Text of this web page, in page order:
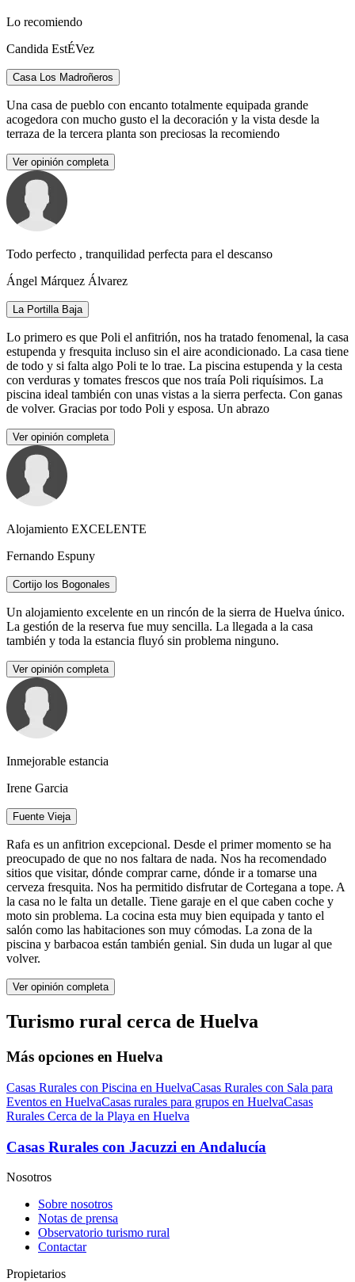
Lo recomiendo
Candida EstÉVez
Casa Los Madroñeros
Una casa de pueblo con encanto totalmente equipada grande
acogedora con mucho gusto el la decoración y la vista desde la
terraza de la tercera planta son preciosas la recomiendo
Ver opinión completa
Todo perfecto , tranquilidad perfecta para el descanso
Ángel Márquez Álvarez
La Portilla Baja
Lo primero es que Poli el anfitrión, nos ha tratado fenomenal, la casa
estupenda y fresquita incluso sin el aire acondicionado. La casa tiene
de todo y si falta algo Poli te lo trae. La piscina estupenda y la cesta
con verduras y tomates frescos que nos traía Poli riquísimos. La
piscina ideal también con unas vistas a la sierra perfecta. Con ganas
de volver. Gracias por todo Poli y esposa. Un abrazo
Ver opinión completa
Alojamiento EXCELENTE
Fernando Espuny
Cortijo los Bogonales
Un alojamiento excelente en un rincón de la sierra de Huelva único.
La gestión de la reserva fue muy sencilla. La llegada a la casa
también y toda la estancia fluyó sin problema ninguno.
Ver opinión completa
Inmejorable estancia
Irene Garcia
Fuente Vieja
Rafa es un anfitrion excepcional. Desde el primer momento se ha
preocupado de que no nos faltara de nada. Nos ha recomendado
sitios que visitar, dónde comprar carne, dónde ir a tomarse una
cerveza fresquita. Nos ha permitido disfrutar de Cortegana a tope. A
la casa no le falta un detalle. Tiene garaje en el que caben coche y
moto sin problema. La cocina esta muy bien equipada y tanto el
salón como las habitaciones son muy cómodas. La zona de la
piscina y barbacoa están también genial. Sin duda un lugar al que
volver.
Ver opinión completa
Turismo rural cerca de Huelva
Más opciones en Huelva
Casas Rurales con Piscina en HuelvaCasas Rurales con Sala para
Eventos en HuelvaCasas rurales para grupos en HuelvaCasas
Rurales Cerca de la Playa en Huelva
Casas Rurales con Jacuzzi en Andalucía
Nosotros
Sobre nosotros
Notas de prensa
Observatorio turismo rural
Contactar
Propietarios